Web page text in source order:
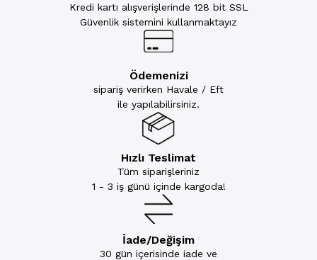
Kredi kartı alışverişlerinde 128 bit SSL
Güvenlik sistemini kullanmaktayız
Ödemenizi
sipariş verirken Havale / Eft
ile yapılabilirsiniz.
Hızlı Teslimat
Tüm siparişleriniz
1 - 3 iş günü içinde kargoda!
İade/Değişim
30 gün içerisinde iade ve